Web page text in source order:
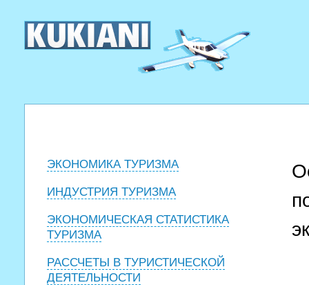
ЭКОНОМИКА ТУРИЗМА
ИНДУСТРИЯ ТУРИЗМА
ЭКОНОМИЧЕСКАЯ СТАТИСТИКА
ТУРИЗМА
РАССЧЕТЫ В ТУРИСТИЧЕСКОЙ
ДЕЯТЕЛЬНОСТИ